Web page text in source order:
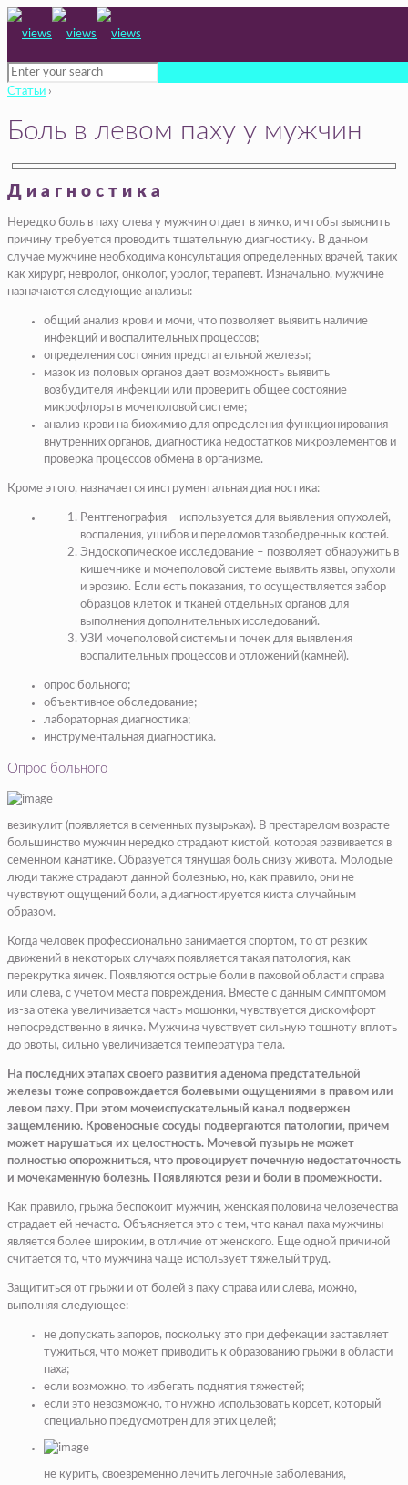
Статьи ›
Боль в левом паху у мужчин
Диагностика
Нередко боль в паху слева у мужчин отдает в яичко, и чтобы выяснить
причину требуется проводить тщательную диагностику. В данном
случае мужчине необходима консультация определенных врачей, таких
как хирург, невролог, онколог, уролог, терапевт. Изначально, мужчине
назначаются следующие анализы:
общий анализ крови и мочи, что позволяет выявить наличие
инфекций и воспалительных процессов;
определения состояния предстательной железы;
мазок из половых органов дает возможность выявить
возбудителя инфекции или проверить общее состояние
микрофлоры в мочеполовой системе;
анализ крови на биохимию для определения функционирования
внутренних органов, диагностика недостатков микроэлементов и
проверка процессов обмена в организме.
Кроме этого, назначается инструментальная диагностика:
Рентгенография – используется для выявления опухолей,
воспаления, ушибов и переломов тазобедренных костей.
Эндоскопическое исследование – позволяет обнаружить в
кишечнике и мочеполовой системе выявить язвы, опухоли
и эрозию. Если есть показания, то осуществляется забор
образцов клеток и тканей отдельных органов для
выполнения дополнительных исследований.
УЗИ мочеполовой системы и почек для выявления
воспалительных процессов и отложений (камней).
опрос больного;
объективное обследование;
лабораторная диагностика;
инструментальная диагностика.
Опрос больного
везикулит (появляется в семенных пузырьках). В престарелом возрасте
большинство мужчин нередко страдают кистой, которая развивается в
семенном канатике. Образуется тянущая боль снизу живота. Молодые
люди также страдают данной болезнью, но, как правило, они не
чувствуют ощущений боли, а диагностируется киста случайным
образом.
Когда человек профессионально занимается спортом, то от резких
движений в некоторых случаях появляется такая патология, как
перекрутка яичек. Появляются острые боли в паховой области справа
или слева, с учетом места повреждения. Вместе с данным симптомом
из-за отека увеличивается часть мошонки, чувствуется дискомфорт
непосредственно в яичке. Мужчина чувствует сильную тошноту вплоть
до рвоты, сильно увеличивается температура тела.
На последних этапах своего развития аденома предстательной
железы тоже сопровождается болевыми ощущениями в правом или
левом паху. При этом мочеиспускательный канал подвержен
защемлению. Кровеносные сосуды подвергаются патологии, причем
может нарушаться их целостность. Мочевой пузырь не может
полностью опорожниться, что провоцирует почечную недостаточность
и мочекаменную болезнь. Появляются рези и боли в промежности.
Как правило, грыжа беспокоит мужчин, женская половина человечества
страдает ей нечасто. Объясняется это с тем, что канал паха мужчины
является более широким, в отличие от женского. Еще одной причиной
считается то, что мужчина чаще использует тяжелый труд.
Защититься от грыжи и от болей в паху справа или слева, можно,
выполняя следующее:
не допускать запоров, поскольку это при дефекации заставляет
тужиться, что может приводить к образованию грыжи в области
паха;
если возможно, то избегать поднятия тяжестей;
если это невозможно, то нужно использовать корсет, который
специально предусмотрен для этих целей;
не курить, своевременно лечить легочные заболевания,